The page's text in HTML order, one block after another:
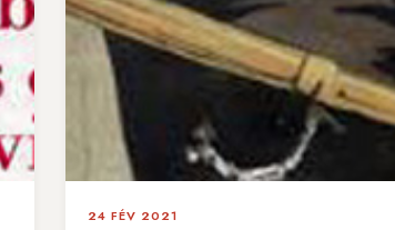
24 FÉV 2021